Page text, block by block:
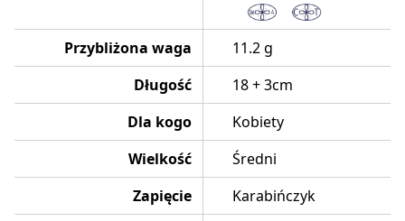
Przybliżona waga
11.2 g
Długość
18 + 3cm
Dla kogo
Kobiety
Wielkość
Średni
Zapięcie
Karabińczyk